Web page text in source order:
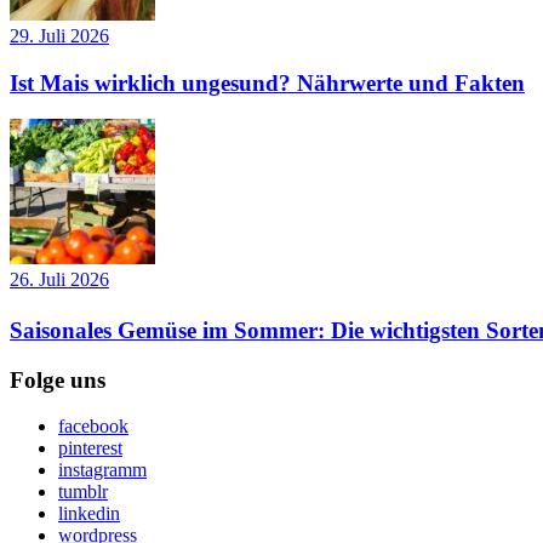
29. Juli 2026
Ist Mais wirklich ungesund? Nährwerte und Fakten
26. Juli 2026
Saisonales Gemüse im Sommer: Die wichtigsten
Folge uns
facebook
pinterest
instagramm
tumblr
linkedin
wordpress